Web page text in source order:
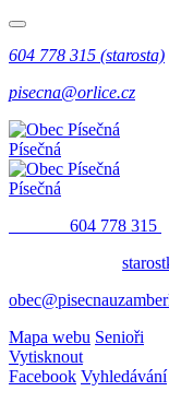
604 778 315 (starosta)
pisecna@orlice.cz
Písečná
Písečná
604 778 315
Mapa webu Senioři
Vytisknout
Facebook Vyhledávání